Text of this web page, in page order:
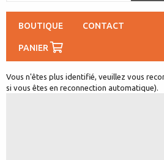
BOUTIQUE CONTACT
PANIER
Vous n'êtes plus identifié, veuillez vous
si vous êtes en reconnection automatique).